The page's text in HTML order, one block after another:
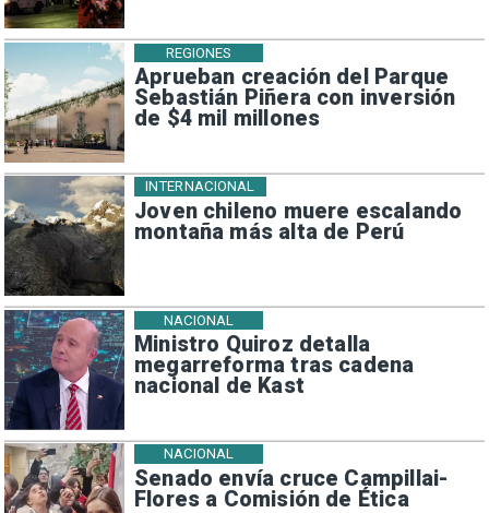
Aprueban creación del Parque
Sebastián Piñera con inversión
de $4 mil millones
REGIONES
Joven chileno muere escalando
montaña más alta de Perú
INTERNACIONAL
Ministro Quiroz detalla
megarreforma tras cadena
nacional de Kast
NACIONAL
Senado envía cruce Campillai-
Flores a Comisión de Ética
NACIONAL